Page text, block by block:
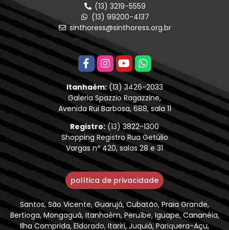
(13) 3219-5559
(13) 99200-4137
sinthoress@sinthoress.org.br
Itanhaém:(13) 3426-2033
Galeria Spazzio Ragazzine,
Avenida Rui Barbosa, 688, sala 11
Registro:(13) 3822-1300
Shopping Registro Rua Getúlio
Vargas nº 420, salas 28 e 31
política de privacidade
Santos, São Vicente, Guarujá, Cubatão, Praia Grande,
Bertioga, Mongaguá, Itanhaém, Peruíbe, Iguape, Cananéia,
Ilha Comprida, Eldorado, Itariri, Juquiá, Pariquera-Açu,